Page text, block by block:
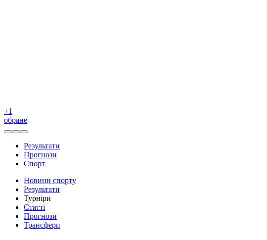
+1
обране
Результати
Прогнози
Спорт
Новини спорту
Результати
Турніри
Статті
Прогнози
Трансфери